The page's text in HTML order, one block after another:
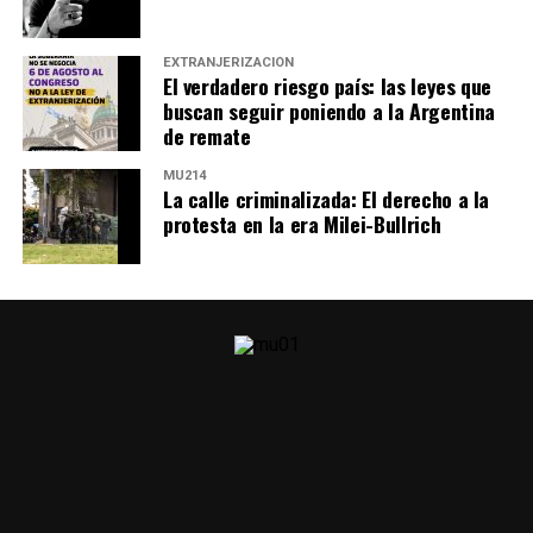
EXTRANJERIZACIÓN
El verdadero riesgo país: las leyes que
buscan seguir poniendo a la Argentina
de remate
MU214
La calle criminalizada: El derecho a la
protesta en la era Milei-Bullrich